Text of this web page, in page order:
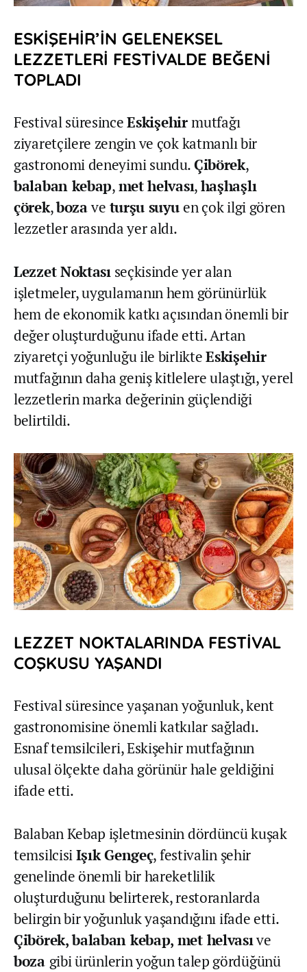
ESKİŞEHİR’İN GELENEKSEL
LEZZETLERİ FESTİVALDE BEĞENİ
TOPLADI
Festival süresinceEskişehirmutfağı
ziyaretçilere zengin ve çok katmanlı bir
gastronomi deneyimi sundu.Çibörek,
balaban kebap,met helvası,haşhaşlı
çörek,bozave turşu suyuen çok ilgi gören
lezzetler arasında yer aldı.
Lezzet Noktasıseçkisinde yer alan
işletmeler, uygulamanın hem görünürlük
hem de ekonomik katkı açısından önemli bir
değer oluşturduğunu ifade etti. Artan
ziyaretçi yoğunluğu ile birlikteEskişehir
mutfağının daha geniş kitlelere ulaştığı, yerel
lezzetlerin marka değerinin güçlendiği
belirtildi.
LEZZET NOKTALARINDA FESTİVAL
COŞKUSU YAŞANDI
Festival süresince yaşanan yoğunluk, kent
gastronomisine önemli katkılar sağladı.
Esnaf temsilcileri, Eskişehir mutfağının
ulusal ölçekte daha görünür hale geldiğini
ifade etti.
Balaban Kebap işletmesinin dördüncü kuşak
temsilcisiIşık Gengeç, festivalin şehir
genelinde önemli bir hareketlilik
oluşturduğunu belirterek, restoranlarda
belirgin bir yoğunluk yaşandığını ifade etti.
Çibörek, balaban kebap, met helvasıve
boza gibi ürünlerin yoğun talep gördüğünü